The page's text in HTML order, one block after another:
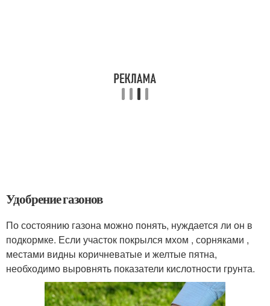
Удобрение газонов
По состоянию газона можно понять, нуждается ли он в
подкормке. Если участок покрылся мхом , сорняками ,
местами видны коричневатые и желтые пятна,
необходимо выровнять показатели кислотности грунта.